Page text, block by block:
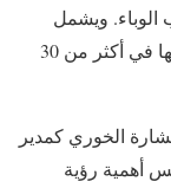
الوباء. ويشمل
برنامج هذا العام حوالي خمسين فيلما تم إنتاجها في أكثر من 30
الخوري كمدير
أهمية رؤية